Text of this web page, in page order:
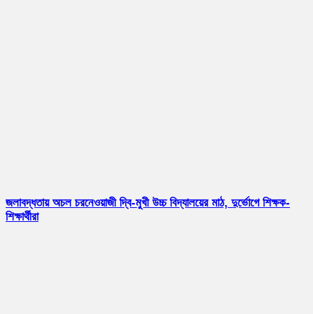
জলাবদ্ধতায় অচল চরনেওয়াজী দ্বি-মুখী উচ্চ বিদ্যালয়ের মাঠ, দুর্ভোগে শিক্ষক-
শিক্ষার্থীরা